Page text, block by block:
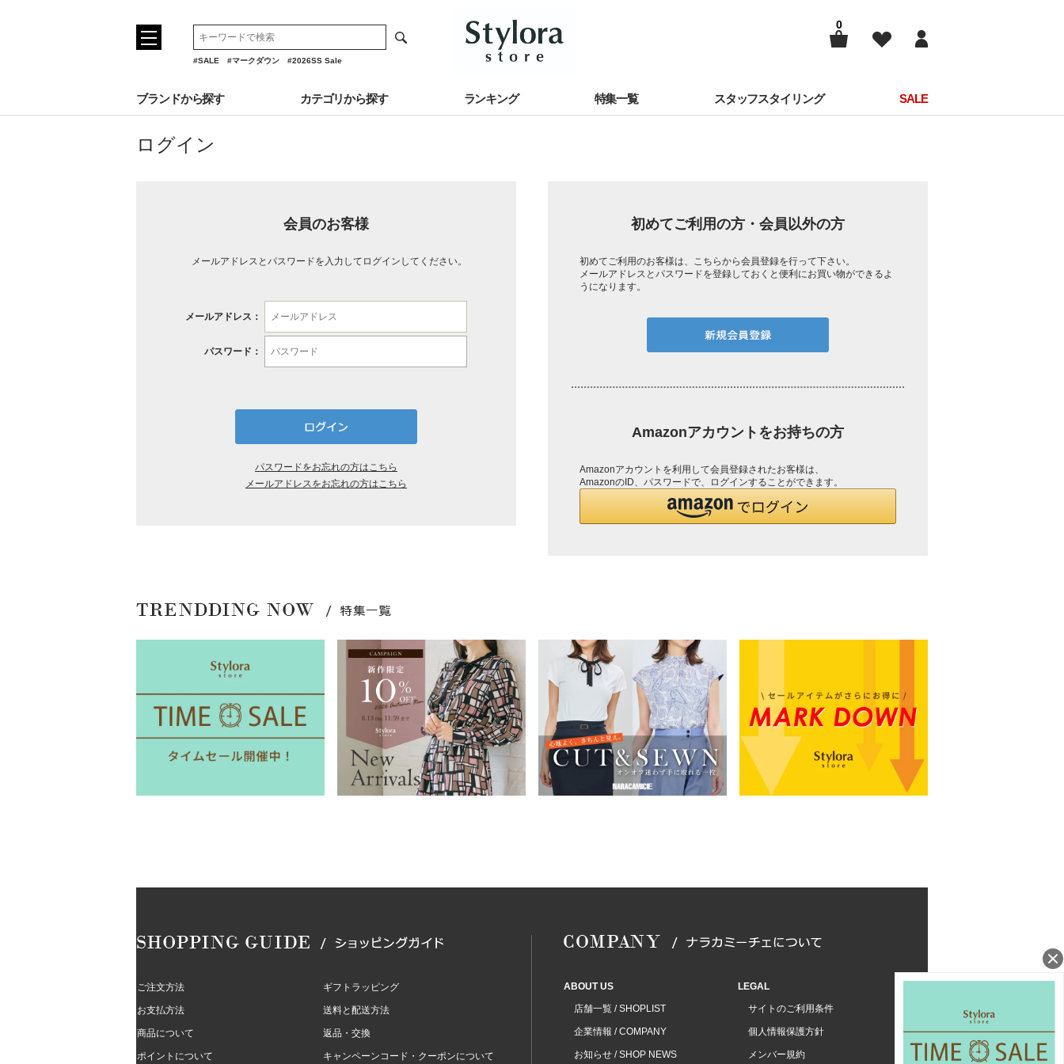
#SALE #マークダウン #2026SS Sale
0
ブランドから探す カテゴリから探す ランキング 特集一覧 スタッフスタイリング SALE
ログイン
会員のお客様
メールアドレスとパスワードを入力してログインしてください。
メールアドレス：
パスワード：
パスワードをお忘れの方はこちら
メールアドレスをお忘れの方はこちら
初めてご利用の方・会員以外の方
初めてご利用のお客様は、こちらから会員登録を行って下さい。
メールアドレスとパスワードを登録しておくと便利にお買い物ができるよ
うになります。
Amazonアカウントをお持ちの方
Amazonアカウントを利用して会員登録されたお客様は、
AmazonのID、パスワードで、ログインすることができます。
ご注文方法 ギフトラッピング
お支払方法 送料と配送方法
商品について 返品・交換
ポイントについて キャンペーンコード・クーポンについて
ABOUT US
店舗一覧 / SHOPLIST
企業情報 / COMPANY
お知らせ / SHOP NEWS
LEGAL
サイトのご利用条件
個人情報保護方針
メンバー規約